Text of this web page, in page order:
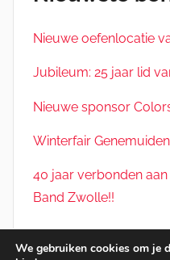
Nieuwe oefenlocatie
Jubileum: 25 jaar lid
Nieuwe sponsor
Winterfair Genemuiden
40 jaar verbonden
Band Zwolle!!
We gebruiken cookies om je